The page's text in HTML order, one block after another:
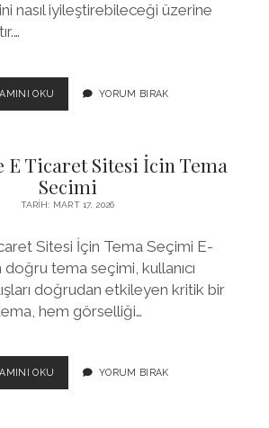
nasıl iyileştirebileceği üzerine
OKU LENOVO
TEKNIK
PERFORMANS
ARTISI
YORUM BIRAK
E Ticaret Sitesi İcin Tema
Secimi
TARIH: MART 17, 2026
Sitesi İçin Tema Seçimi E-
tema seçimi, kullanıcı
doğrudan etkileyen kritik bir
hem görselliği…
OKU NEVSEHIRDE
E
YORUM BIRAK